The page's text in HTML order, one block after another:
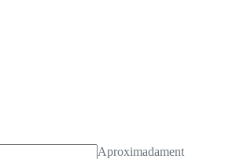
Aproximadament